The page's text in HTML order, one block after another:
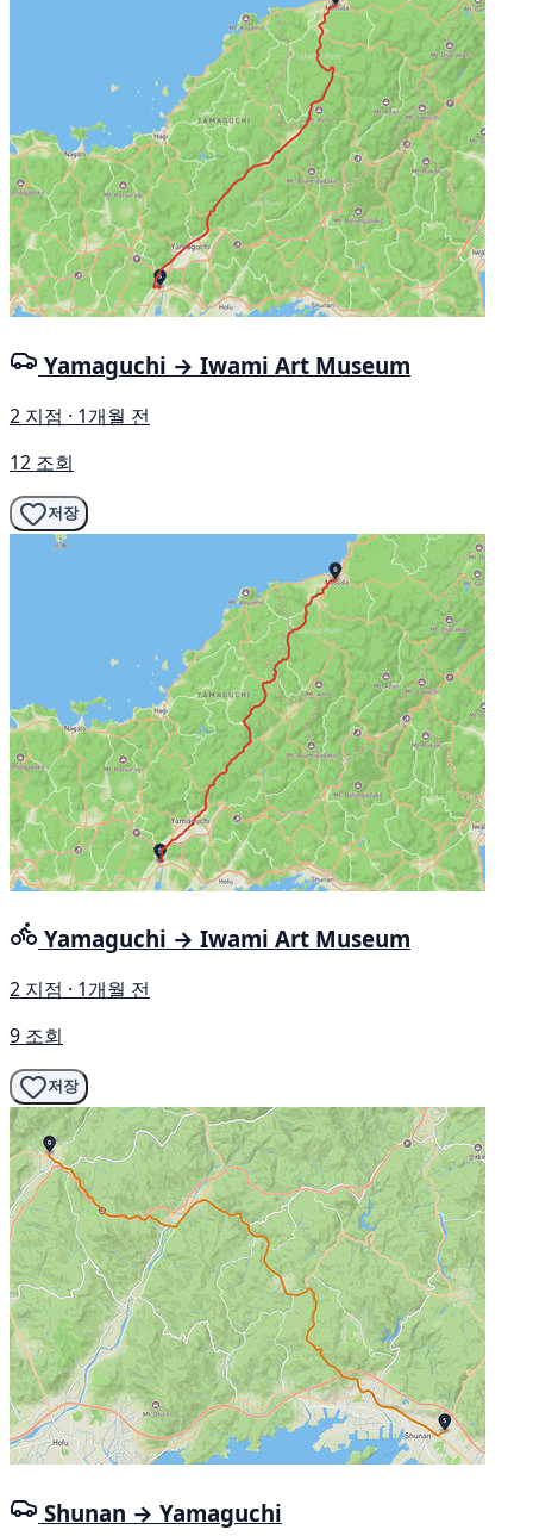
Yamaguchi → Iwami Art Museum
2 지점 · 1개월 전
12 조회
저장
Yamaguchi → Iwami Art Museum
2 지점 · 1개월 전
9 조회
저장
Shunan → Yamaguchi